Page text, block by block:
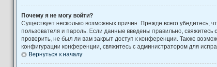
Почему я не могу войти?
Существует несколько возможных причин. Прежде всего убедитесь,
пользователя и пароль. Если данные введены правильно, свяжитесь
проверить, не был ли вам закрыт доступ к конференции. Также
конфигурации конференции, свяжитесь с администратором для
Вернуться к началу